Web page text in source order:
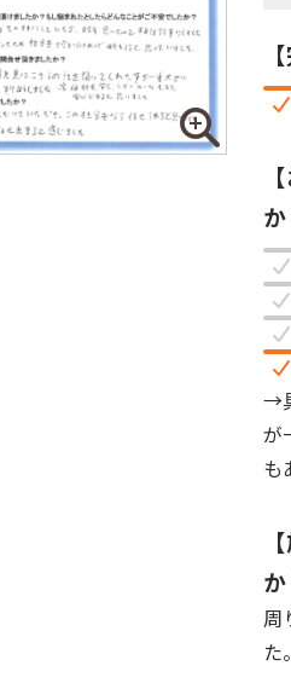
→
が
も
か
周
た